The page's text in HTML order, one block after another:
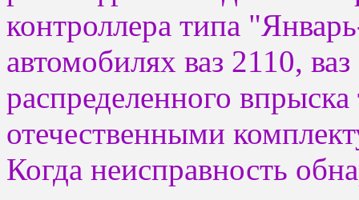
контроллера типа
автомобилях ваз 2110,
распределенного
отечественными
Когда неисправность